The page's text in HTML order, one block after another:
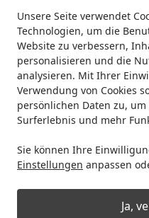
Unsere Seite verwendet
Technologien, um die
Website zu verbessern,
personalisieren und die
analysieren. Mit Ihrer
Verwendung von Cookies
persönlichen Daten zu,
Surferlebnis und mehr
Sie können Ihre
Einstellungen anpassen
Ja,
Noch 3
Spare bis zu 35% auf
Startseite
Zentralständer
Adapterplatte
Dorsoduro 11-17